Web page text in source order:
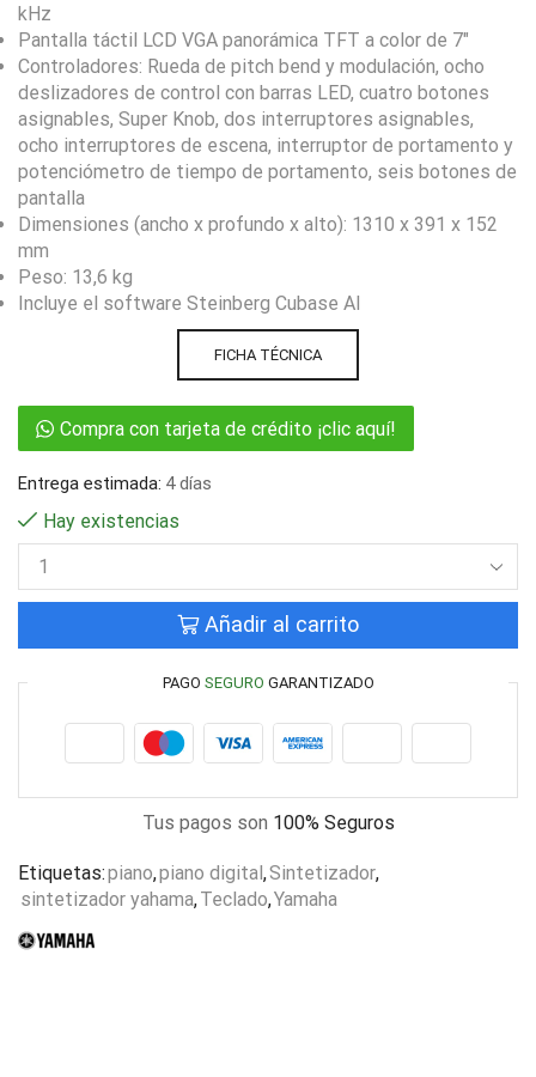
kHz
Pantalla táctil LCD VGA panorámica TFT a color de 7″
Controladores: Rueda de pitch bend y modulación, ocho
deslizadores de control con barras LED, cuatro botones
asignables, Super Knob, dos interruptores asignables,
ocho interruptores de escena, interruptor de portamento y
potenciómetro de tiempo de portamento, seis botones de
pantalla
Dimensiones (ancho x profundo x alto): 1310 x 391 x 152
mm
Peso: 13,6 kg
Incluye el software Steinberg Cubase AI
FICHA TÉCNICA
Compra con tarjeta de crédito ¡clic aquí!
Entrega estimada: 4 días
Hay existencias
Añadir al carrito
PAGO SEGURO GARANTIZADO
Tus pagos son 100% Seguros
Etiquetas:piano,piano digital,Sintetizador,
sintetizador yahama,Teclado,Yamaha